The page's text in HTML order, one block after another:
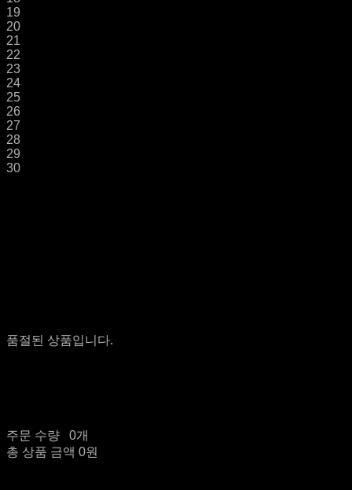
19
20
21
22
23
24
25
26
27
28
29
30
품절된 상품입니다.
주문 수량
0개
총 상품 금액 0원